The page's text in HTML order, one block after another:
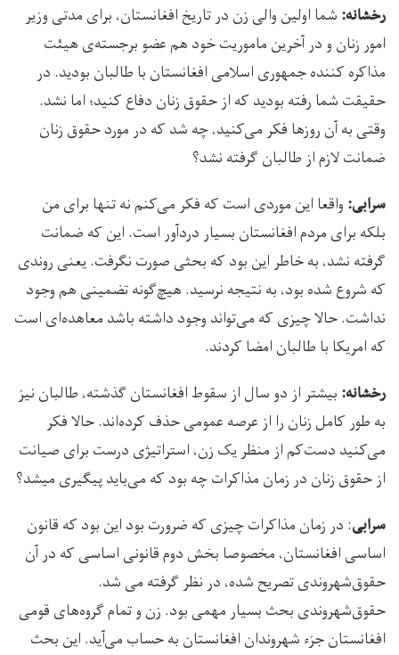
رخشانه: شما اولین والی زن در تاریخ افغانستان، برای مدتی وزیر
امور زنان و در آخرین ماموریت خود هم عضو برجسته‌ی هیئت
مذاکره کننده جمهوری اسلامی افغانستان با طالبان بودید. در
حقیقت شما رفته بودید که از حقوق زنان دفاع کنید؛ اما نشد.
وقتی به آن روزها فکر می‌کنید، چه شد که در مورد حقوق زنان
ضمانت لازم از طالبان گرفته نشد؟
سرابی: واقعا این موردی است که فکر می‌کنم نه تنها برای من
بلکه برای مردم افغانستان بسیار دردآور است. این که ضمانت
گرفته نشد، به خاطر این بود که بحثی صورت نگرفت. یعنی روندی
که شروع شده بود، به نتیجه نرسید. هیچ‌گونه تضمینی هم وجود
نداشت. حالا چیزی که می‌تواند وجود داشته باشد معاهده‌ای است
که امریکا با طالبان امضا کردند.
رخشانه: بیشتر از دو سال از سقوط افغانستان گذشته، طالبان نیز
به طور کامل زنان را از عرصه عمومی حذف کرده‌اند. حالا فکر
می‌کنید دست‌کم از منظر یک زن، استراتیژی درست برای صیانت
از حقوق زنان در زمان مذاکرات چه بود که می‌باید پیگیری می­شد؟
سرابی: در زمان مذاکرات چیزی که ضرورت بود این بود که قانون
اساسی افغانستان، مخصوصا بخش دوم قانونی اساسی که در آن
حقوق‌شهروندی تصریح شده، در نظر گرفته می شد.
حقوق‌شهروندی بحث بسیار مهمی بود. زن و تمام گروه‌های قومی
افغانستان جزء شهروندان افغانستان به حساب می‌آید. این بحث